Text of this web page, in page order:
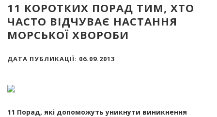
11 КОРОТКИХ ПОРАД ТИМ, ХТО
ЧАСТО ВІДЧУВАЄ НАСТАННЯ
МОРСЬКОЇ ХВОРОБИ
ДАТА ПУБЛИКАЦІЇ: 06.09.2013
11 Порад, які допоможуть уникнути виникнення